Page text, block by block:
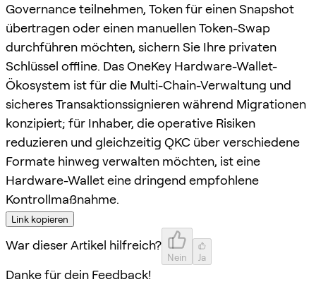
Governance teilnehmen, Token für einen Snapshot
übertragen oder einen manuellen Token-Swap
durchführen möchten, sichern Sie Ihre privaten
Schlüssel offline. Das OneKey Hardware-Wallet-
Ökosystem ist für die Multi-Chain-Verwaltung und
sicheres Transaktionssignieren während Migrationen
konzipiert; für Inhaber, die operative Risiken
reduzieren und gleichzeitig QKC über verschiedene
Formate hinweg verwalten möchten, ist eine
Hardware-Wallet eine dringend empfohlene
Kontrollmaßnahme.
Link kopieren
War dieser Artikel hilfreich?
Nein Ja
Danke für dein Feedback!